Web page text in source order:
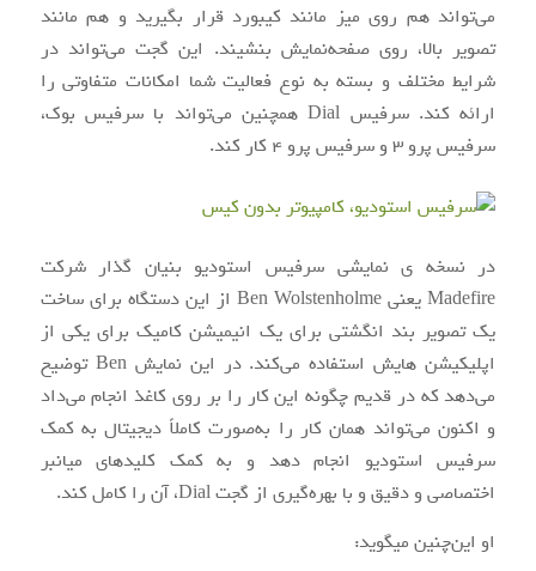
می‌تواند هم روی میز مانند کیبورد قرار بگیرید و هم مانند
تصویر بالا، روی صفحه‌نمایش بنشیند. این گجت می‌تواند در
شرایط مختلف و بسته به نوع فعالیت شما امکانات متفاوتی را
ارائه کند. سرفیس Dial همچنین می‌تواند با سرفیس بوک،
سرفیس پرو ۳ و سرفیس پرو ۴ کار کند.
در نسخه ی نمایشی سرفیس استودیو بنیان گذار شرکت
Madefire یعنی Ben Wolstenholme از این دستگاه برای ساخت
یک تصویر بند انگشتی برای یک انیمیشن کامیک برای یکی از
اپلیکیشن هایش استفاده می‌کند. در این نمایش Ben توضیح
می‌دهد که در قدیم چگونه این کار را بر روی کاغذ انجام می‌داد
و اکنون می‌تواند همان کار را به‌صورت کاملاً دیجیتال به کمک
سرفیس استودیو انجام دهد و به کمک کلیدهای میانبر
اختصاصی و دقیق و با بهره‌گیری از گجت Dial، آن را کامل کند.
او این‌چنین میگوید: